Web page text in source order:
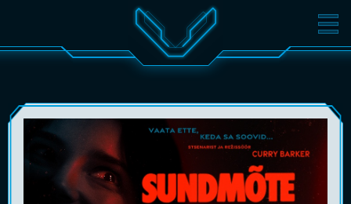
FILMID PILETID
KONVERENTS V-KLUBI
KINKEKAARDID